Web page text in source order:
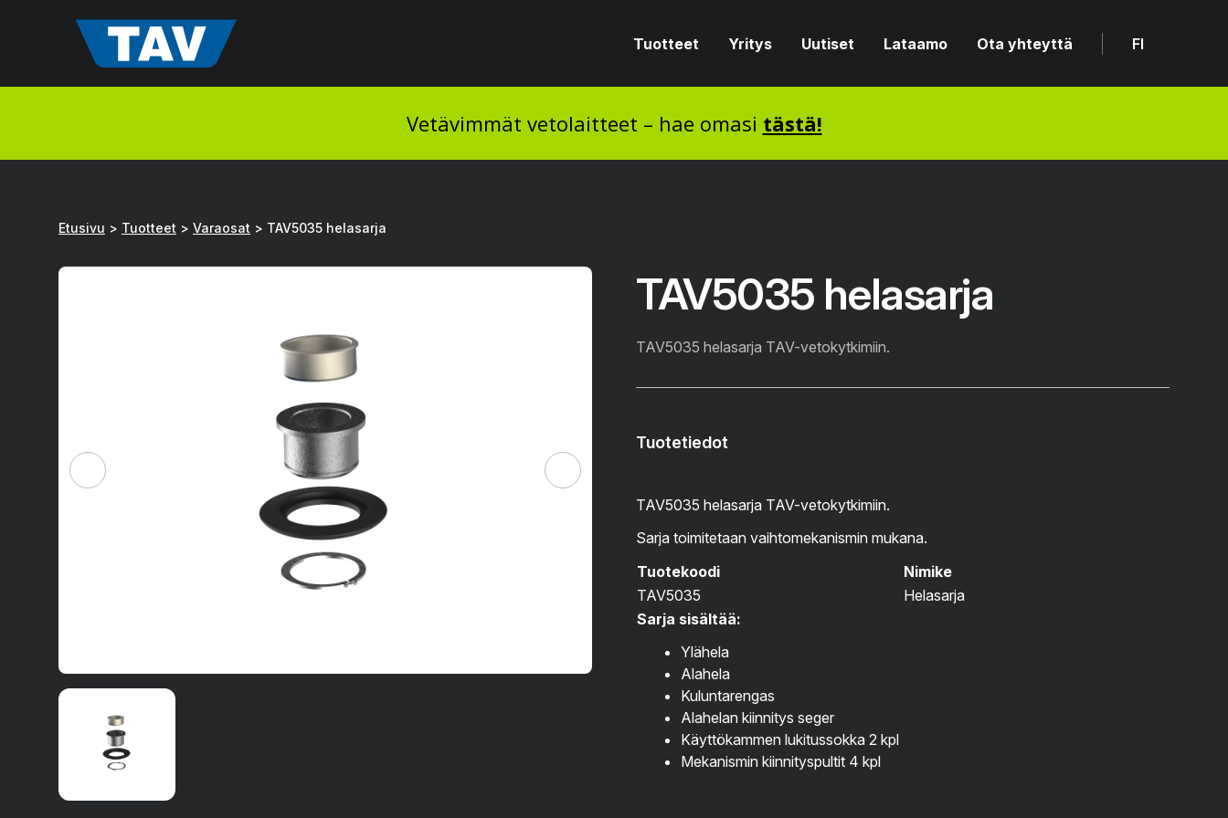
Tuotteet Yritys Uutiset Lataamo Ota yhteyttä FI
Vetävimmät vetolaitteet – hae omasi tästä!
Etusivu > Tuotteet > Varaosat > TAV5035 helasarja
TAV5035 helasarja
TAV5035 helasarja TAV-vetokytkimiin.
Tuotetiedot
TAV5035 helasarja TAV-vetokytkimiin.
Sarja toimitetaan vaihtomekanismin mukana.
Tuotekoodi
Nimike
TAV5035
Helasarja
Sarja sisältää:
Ylähela
Alahela
Kuluntarengas
Alahelan kiinnitys seger
Käyttökammen lukitussokka 2 kpl
Mekanismin kiinnityspultit 4 kpl